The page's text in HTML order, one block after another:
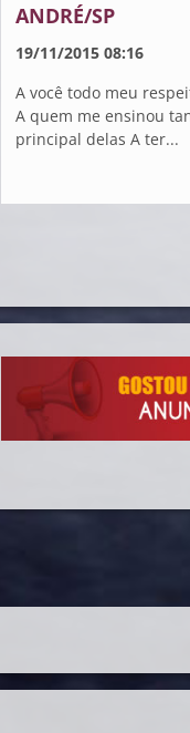
ANDRÉ/SP
19/11/2015 08:16
A você todo meu
A quem me ensinou
principal delas A ter...